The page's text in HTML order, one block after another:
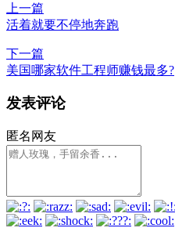
上一篇
活着就要不停地奔跑
下一篇
美国哪家软件工程师赚钱最多?
发表评论
匿名网友